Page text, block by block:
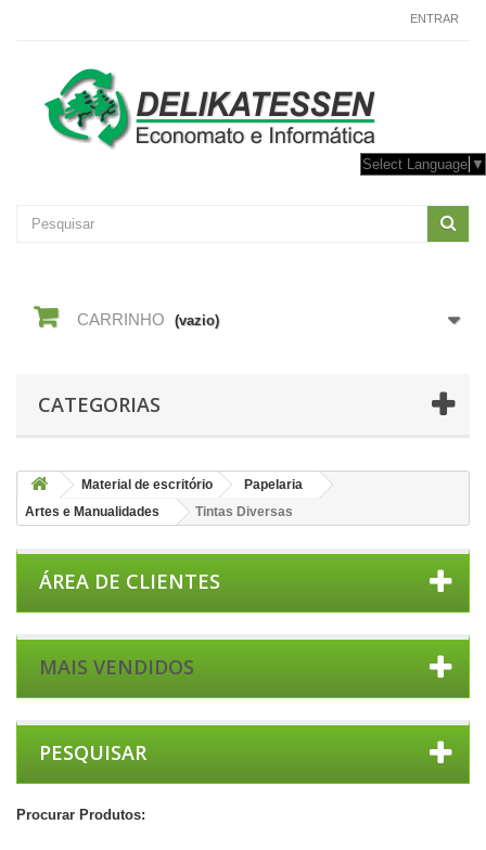
ENTRAR
Select Language ▼
CARRINHO (vazio)
CATEGORIAS
Material de escritório
Papelaria
Artes e Manualidades
Tintas Diversas
ÁREA DE CLIENTES
MAIS VENDIDOS
PESQUISAR
Procurar Produtos: